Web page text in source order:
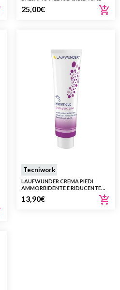
25,00€
Tecniwork
LAUFWUNDER CREMA PIEDI
AMMORBIDENTE E RIDUCENTE
13,90€